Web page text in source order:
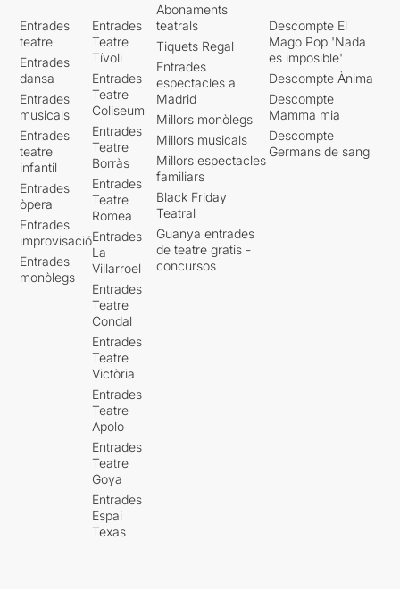
Entrades
teatre
Entrades
dansa
Entrades
musicals
Entrades
teatre
infantil
Entrades
òpera
Entrades
improvisació
Entrades
monòlegs
Entrades
Teatre
Tívoli
Entrades
Teatre
Coliseum
Entrades
Teatre
Borràs
Entrades
Teatre
Romea
Entrades
La
Villarroel
Entrades
Teatre
Condal
Entrades
Teatre
Victòria
Entrades
Teatre
Apolo
Entrades
Teatre
Goya
Entrades
Espai
Texas
Abonaments
teatrals
Tiquets Regal
Entrades
espectacles a
Madrid
Millors monòlegs
Millors musicals
Millors espectacles
familiars
Black Friday
Teatral
Guanya entrades
de teatre gratis -
concursos
Descompte El
Mago Pop 'Nada
es imposible'
Descompte Ànima
Descompte
Mamma mia
Descompte
Germans de sang